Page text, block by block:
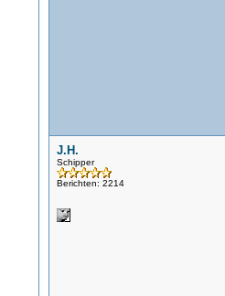
J.H.
Schipper
Berichten: 2214